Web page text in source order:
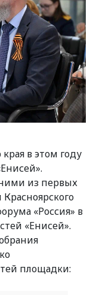
в этом году
из первых
«Россия» в
«Енисей».
площадки: